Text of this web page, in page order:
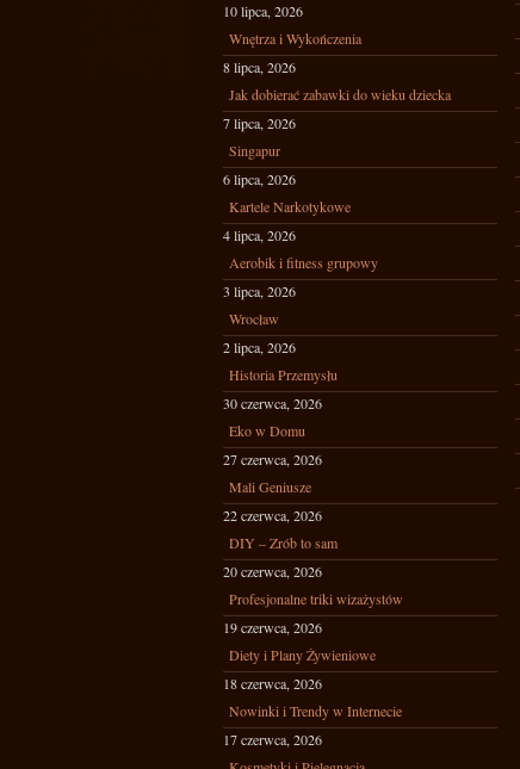
10 lipca, 2026
Wnętrza i Wykończenia
8 lipca, 2026
Jak dobierać zabawki do wieku dziecka
7 lipca, 2026
Singapur
6 lipca, 2026
Kartele Narkotykowe
4 lipca, 2026
Aerobik i fitness grupowy
3 lipca, 2026
Wrocław
2 lipca, 2026
Historia Przemysłu
30 czerwca, 2026
Eko w Domu
27 czerwca, 2026
Mali Geniusze
22 czerwca, 2026
DIY – Zrób to sam
20 czerwca, 2026
Profesjonalne triki wizażystów
19 czerwca, 2026
Diety i Plany Żywieniowe
18 czerwca, 2026
Nowinki i Trendy w Internecie
17 czerwca, 2026